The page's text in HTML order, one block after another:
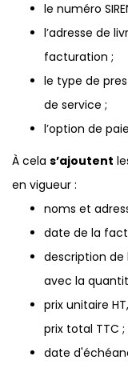
le numéro
l’adresse de
facturation ;
le type de
de service ;
l’option de
À cela s’ajoutent
en vigueur :
noms et
date de la
description de
avec la
prix unitaire
prix total TTC ;
date